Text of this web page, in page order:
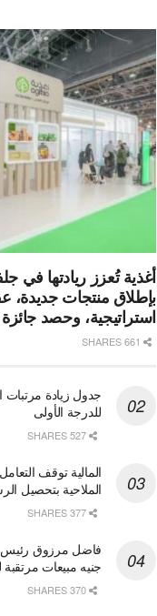
بإطلاق منتجات جديدة،
استراتيجية، وحصد جائزة
للدرجة الأولى
المالية توقف
الملاحية بتحصيل
جنيه مبيعات مرتقبة